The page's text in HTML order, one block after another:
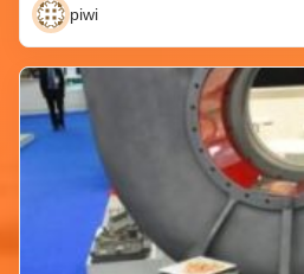
piwi